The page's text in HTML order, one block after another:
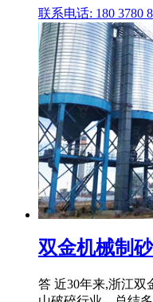
联系电话: 180 3780
双金机械制
答 近30年来,浙江双